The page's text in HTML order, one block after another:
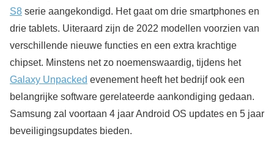
S8 serie aangekondigd. Het gaat om drie smartphones en
drie tablets. Uiteraard zijn de 2022 modellen voorzien van
verschillende nieuwe functies en een extra krachtige
chipset. Minstens net zo noemenswaardig, tijdens het
Galaxy Unpacked evenement heeft het bedrijf ook een
belangrijke software gerelateerde aankondiging gedaan.
Samsung zal voortaan 4 jaar Android OS updates en 5 jaar
beveiligingsupdates bieden.